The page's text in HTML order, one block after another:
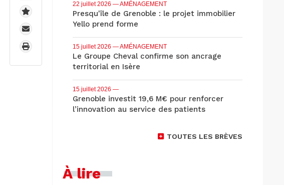
22 juillet 2026 — AMÉNAGEMENT
Presqu'île de Grenoble : le projet immobilier
Yello prend forme
15 juillet 2026 — AMÉNAGEMENT
Le Groupe Cheval confirme son ancrage
territorial en Isère
15 juillet 2026 —
Grenoble investit 19,6 M€ pour renforcer
l’innovation au service des patients
TOUTES LES BRÈVES
À lire